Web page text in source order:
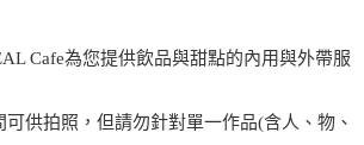
Cafe為您提供飲品與甜點的內用與外帶服
供拍照，但請勿針對單一作品(含人、物、